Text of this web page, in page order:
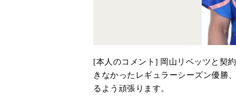
[本人のコメント] 岡山リベッツと契
きなかったレギュラーシーズン優勝
るよう頑張ります。